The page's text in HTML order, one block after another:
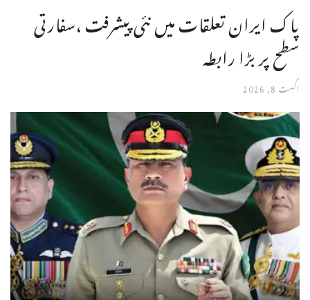
پاک ایران تعلقات میں نئی پیشرفت ،سفارتی
سطح پر بڑا رابطہ
اگست 8, 2026